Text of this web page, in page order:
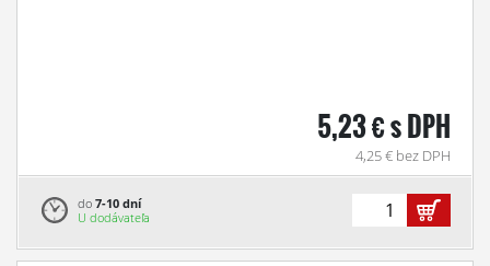
5,23 € s DPH
4,25 € bez DPH
do 7-10 dní
U dodávateľa